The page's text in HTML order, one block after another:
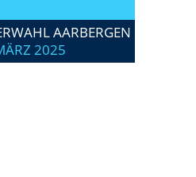
AARBERGEN
2025